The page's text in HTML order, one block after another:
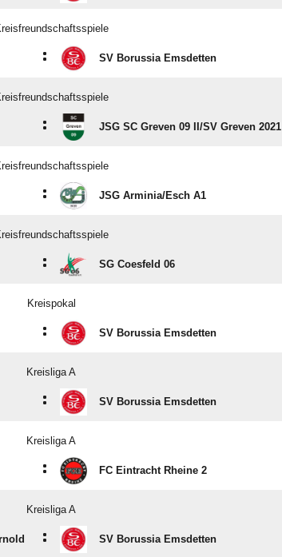
: SV Borussia Emsdetten
: JSG SC Greven 09 II/​SV Greven 2021
: JSG Arminia/​Esch A1
: SG Coesfeld 06
Kreispokal
: SV Borussia Emsdetten
Kreisliga A
: SV Borussia Emsdetten
Kreisliga A
: FC Eintracht Rheine 2
Kreisliga A
: SV Borussia Emsdetten